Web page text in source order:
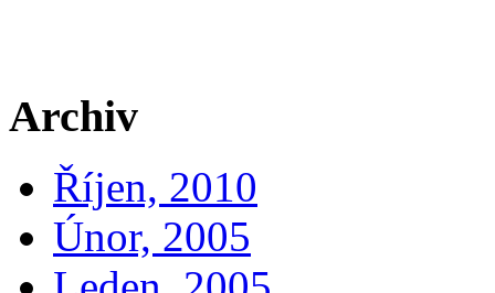
Archiv
Říjen, 2010
Únor, 2005